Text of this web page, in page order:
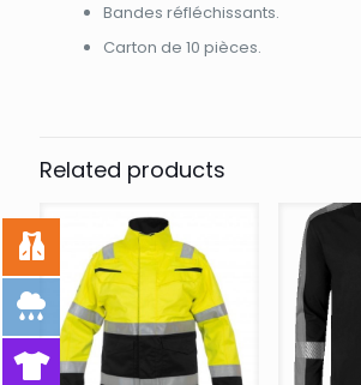
Bandes réfléchissants.
Carton de 10 pièces.
Related products